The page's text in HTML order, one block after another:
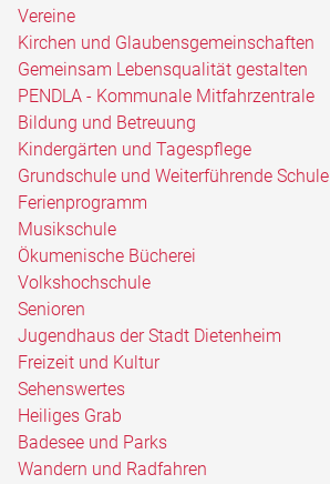
Vereine
Kirchen und Glaubensgemeinschaften
Gemeinsam Lebensqualität gestalten
PENDLA - Kommunale Mitfahrzentrale
Bildung und Betreuung
Kindergärten und Tagespflege
Grundschule und Weiterführende Schule
Ferienprogramm
Musikschule
Ökumenische Bücherei
Volkshochschule
Senioren
Jugendhaus der Stadt Dietenheim
Freizeit und Kultur
Sehenswertes
Heiliges Grab
Badesee und Parks
Wandern und Radfahren